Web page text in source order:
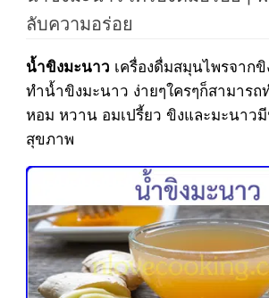
ลับความอร่อย
น้ำขิงมะนาว เครื่องดื่มสมุนไพรจาก
ทำน้ำขิงมะนาว ง่ายๆใครๆก็สามารถ
หอม หวาน อมเปรี้ยว ขิงและมะนาว
สุขภาพ